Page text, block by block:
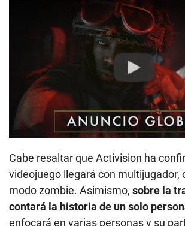
Play
Cabe resaltar que Activision ha
videojuego llegará con multijugador,
modo zombie. Asimismo, sobre la
contará la historia de un solo
enfocará en varias personas y su